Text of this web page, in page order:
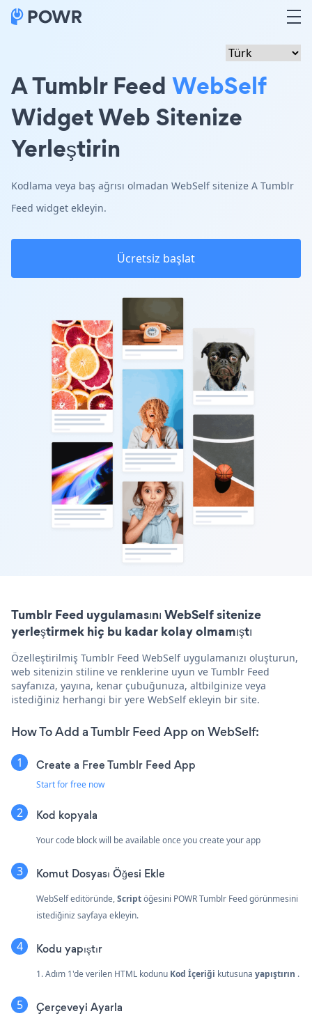
A Tumblr Feed WebSelf
Widget Web Sitenize
Yerleştirin
Kodlama veya baş ağrısı olmadan WebSelf sitenize A Tumblr
Feed widget ekleyin.
Ücretsiz başlat
Tumblr Feed uygulamasını WebSelf sitenize
yerleştirmek hiç bu kadar kolay olmamıştı
Özelleştirilmiş Tumblr Feed WebSelf uygulamanızı oluşturun,
web sitenizin stiline ve renklerine uyun ve Tumblr Feed
sayfanıza, yayına, kenar çubuğunuza, altbilginize veya
istediğiniz herhangi bir yere WebSelf ekleyin bir site.
How To Add a Tumblr Feed App on WebSelf:
Create a Free Tumblr Feed App
Start for free now
Kod kopyala
Your code block will be available once you create your app
Komut Dosyası Öğesi Ekle
WebSelf editöründe,Scriptöğesini POWR Tumblr Feed görünmesini
istediğiniz sayfaya ekleyin.
Kodu yapıştır
1. Adım 1'de verilen HTML kodunu Kod İçeriği kutusuna yapıştırın .
Çerçeveyi Ayarla